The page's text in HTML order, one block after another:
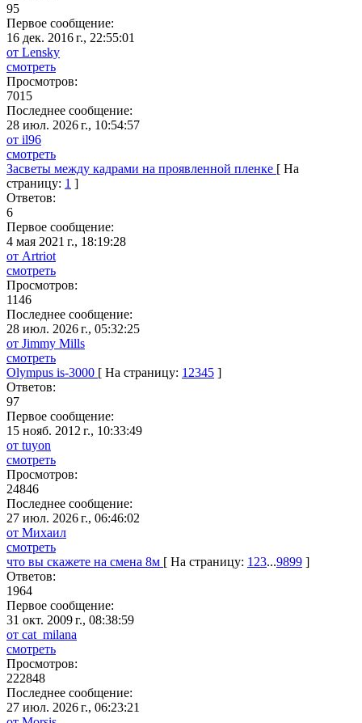
95
Первое сообщение:
16 дек. 2016 г., 22:55:01
от Lensky
смотреть
Просмотров:
7015
Последнее сообщение:
28 июл. 2026 г., 10:54:57
от il96
смотреть
Засветы между кадрами на проявленной пленке [ На
страницу: 1 ]
Ответов:
6
Первое сообщение:
4 мая 2021 г., 18:19:28
от Artriot
смотреть
Просмотров:
1146
Последнее сообщение:
28 июл. 2026 г., 05:32:25
от Jimmy Mills
смотреть
Olympus is-3000 [ На страницу: 1 2345 ]
Ответов:
97
Первое сообщение:
15 нояб. 2012 г., 10:33:49
от tuyon
смотреть
Просмотров:
24846
Последнее сообщение:
27 июл. 2026 г., 06:46:02
от Михаил
смотреть
что вы скажете на смена 8м [ На страницу: 1 23...9899 ]
Ответов:
1964
Первое сообщение:
31 окт. 2009 г., 08:38:59
от cat_milana
смотреть
Просмотров:
222848
Последнее сообщение:
27 июл. 2026 г., 06:23:21